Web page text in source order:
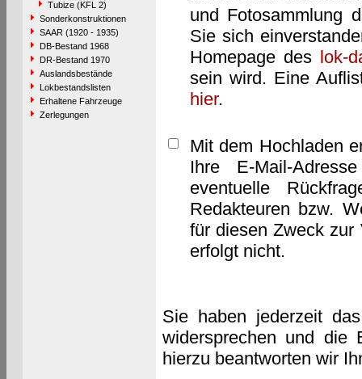
Tubize (KFL 2)
Sonderkonstruktionen
SAAR (1920 - 1935)
DB-Bestand 1968
DR-Bestand 1970
Auslandsbestände
Lokbestandslisten
Erhaltene Fahrzeuge
Zerlegungen
und Fotosammlung
Sie sich
Homepage des lok-
sein wird. Eine
hier.
Mit dem Hochladen
Ihre E-Mail-
eventuelle
Redakteuren bzw.
für diesen Zweck zur
erfolgt nicht.
Sie haben jederzeit
widersprechen und die
hierzu beantworten wir